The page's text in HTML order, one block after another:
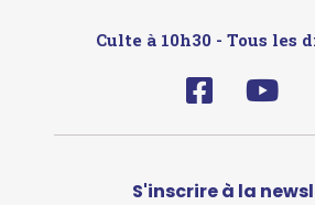
Culte à 10h30 - Tous les
S'inscrire à la